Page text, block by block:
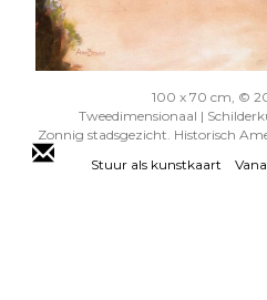
100 x 70 cm, ©
Tweedimensionaal |
Zonnig stadsgezicht. Historisch
Stuur als kunstkaart